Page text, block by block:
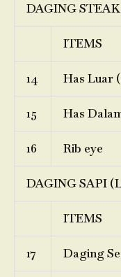
DAGING
ITEMS
14 Has Luar
15 Has
16 Rib eye
DAGING SAPI
ITEMS
17 Daging